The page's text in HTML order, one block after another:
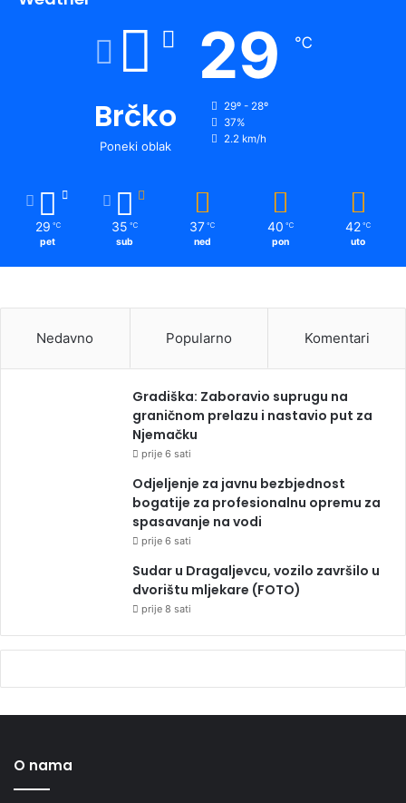
Brčko
Poneki oblak
29 ℃
29º - 28º
37%
2.2 km/h
29 ℃
pet
35 ℃
sub
37 ℃
ned
40 ℃
pon
42 ℃
uto
Nedavno Popularno Komentari
Gradiška: Zaboravio suprugu na
graničnom prelazu i nastavio put za
Njemačku
prije 6 sati
Odjeljenje za javnu bezbjednost
bogatije za profesionalnu opremu za
spasavanje na vodi
prije 6 sati
Sudar u Dragaljevcu, vozilo završilo u
dvorištu mljekare (FOTO)
prije 8 sati
O nama